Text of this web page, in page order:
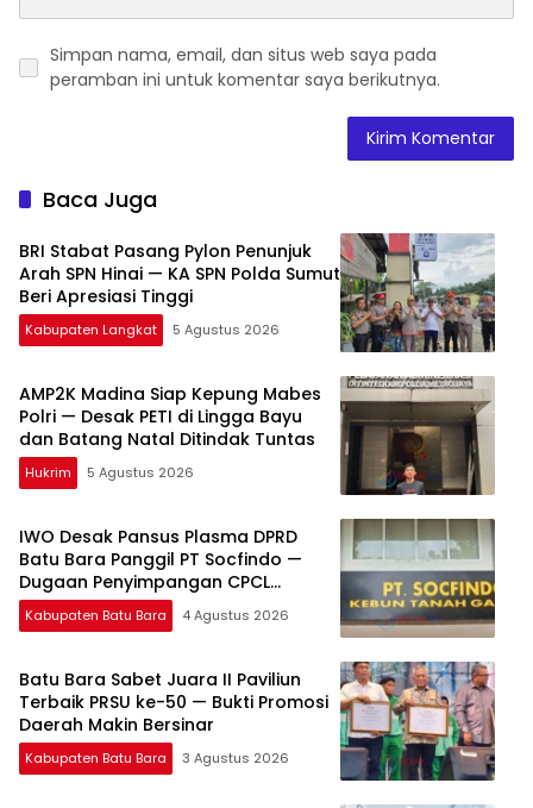
Simpan nama, email, dan situs web saya pada
peramban ini untuk komentar saya berikutnya.
Baca Juga
BRI Stabat Pasang Pylon Penunjuk
Arah SPN Hinai — KA SPN Polda Sumut
Beri Apresiasi Tinggi
Kabupaten Langkat 5 Agustus 2026
AMP2K Madina Siap Kepung Mabes
Polri — Desak PETI di Lingga Bayu
dan Batang Natal Ditindak Tuntas
Hukrim 5 Agustus 2026
IWO Desak Pansus Plasma DPRD
Batu Bara Panggil PT Socfindo —
Dugaan Penyimpangan CPCL
Mengemuka
Kabupaten Batu Bara 4 Agustus 2026
Batu Bara Sabet Juara II Paviliun
Terbaik PRSU ke-50 — Bukti Promosi
Daerah Makin Bersinar
Kabupaten Batu Bara 3 Agustus 2026